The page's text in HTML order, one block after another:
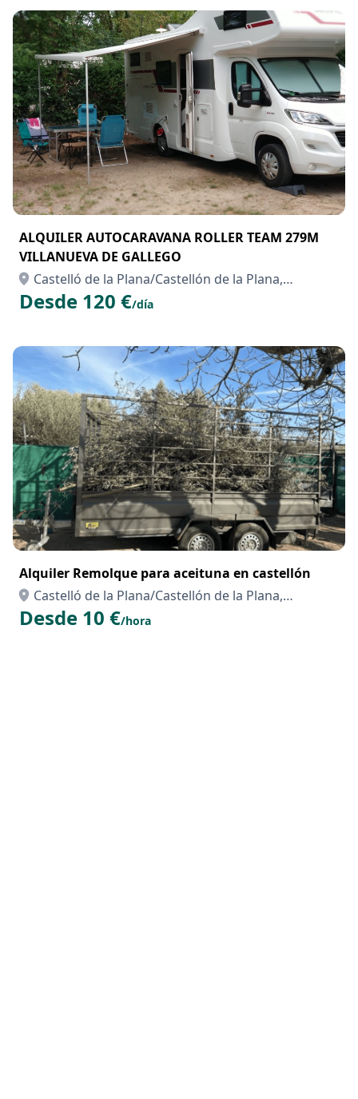
ALQUILER AUTOCARAVANA ROLLER TEAM 279M
VILLANUEVA DE GALLEGO
Castelló de la Plana/Castellón de la Plana,
Castellón/Castelló
Desde 120 €/día
Alquiler Remolque para aceituna en castellón
Castelló de la Plana/Castellón de la Plana,
Castellón/Castelló
Desde 10 €/hora